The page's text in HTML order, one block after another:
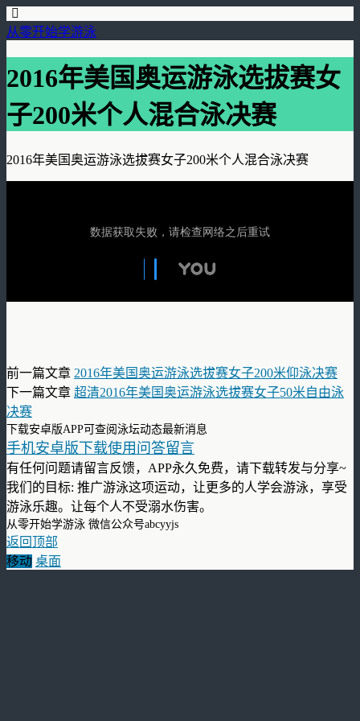
从零开始学游泳
2016年美国奥运游泳选拔赛女
子200米个人混合泳决赛
2016年美国奥运游泳选拔赛女子200米个人混合泳决赛
前一篇文章 2016年美国奥运游泳选拔赛女子200米仰泳决赛
下一篇文章 超清2016年美国奥运游泳选拔赛女子50米自由泳
决赛
下载安卓版APP可查阅泳坛动态最新消息
手机安卓版下载使用问答留言
有任何问题请留言反馈，APP永久免费，请下载转发与分享~
我们的目标: 推广游泳这项运动，让更多的人学会游泳，享受
游泳乐趣。让每个人不受溺水伤害。
从零开始学游泳 微信公众号abcyyjs
返回顶部
移动 桌面